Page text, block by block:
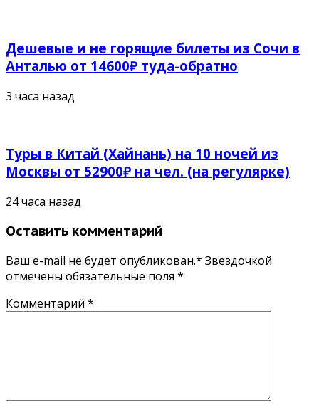
Дешевые и не горящие билеты из Сочи в
Анталью от 14600₽ туда-обратно
3 часа назад
Туры в Китай (Хайнань) на 10 ночей из
Москвы от 52900₽ на чел. (на регулярке)
24 часа назад
Оставить комментарий
Ваш e-mail не будет опубликован.* Звездочкой
отмечены обязательные поля *
Комментарий *